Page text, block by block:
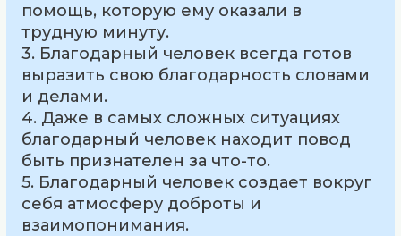
помощь, которую ему оказали в
трудную минуту.
3. Благодарный человек всегда готов
выразить свою благодарность словами
и делами.
4. Даже в самых сложных ситуациях
благодарный человек находит повод
быть признателен за что-то.
5. Благодарный человек создает вокруг
себя атмосферу доброты и
взаимопонимания.